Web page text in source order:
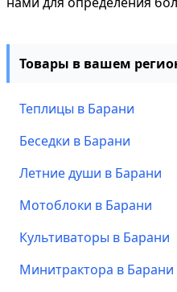
Товары в вашем
Теплицы в Барани
Беседки в Барани
Летние души в Барани
Мотоблоки в Барани
Культиваторы в Барани
Минитрактора в Барани